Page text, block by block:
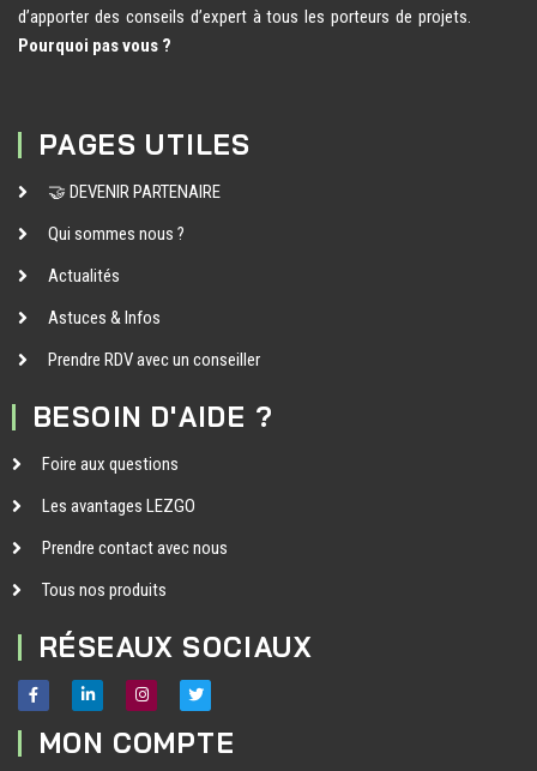
d’apporter des conseils d’expert à tous les porteurs de projets.
Pourquoi pas vous ?
PAGES UTILES
🤝 DEVENIR PARTENAIRE
Qui sommes nous ?
Actualités
Astuces & Infos
Prendre RDV avec un conseiller
BESOIN D'AIDE ?
Foire aux questions
Les avantages LEZGO
Prendre contact avec nous
Tous nos produits
RÉSEAUX SOCIAUX
MON COMPTE